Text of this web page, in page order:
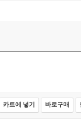
카트에 넣기 바로구매